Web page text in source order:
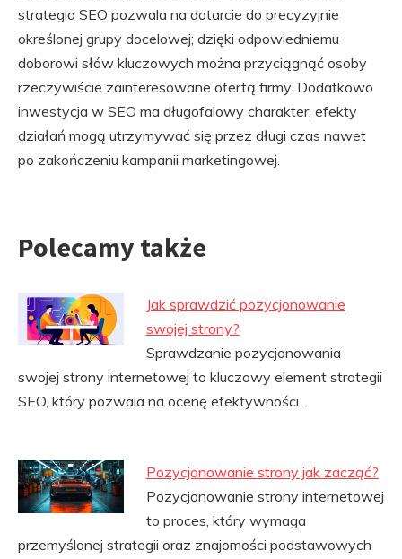
strategia SEO pozwala na dotarcie do precyzyjnie
określonej grupy docelowej; dzięki odpowiedniemu
doborowi słów kluczowych można przyciągnąć osoby
rzeczywiście zainteresowane ofertą firmy. Dodatkowo
inwestycja w SEO ma długofalowy charakter; efekty
działań mogą utrzymywać się przez długi czas nawet
po zakończeniu kampanii marketingowej.
Polecamy także
Jak sprawdzić pozycjonowanie
swojej strony?
Sprawdzanie pozycjonowania
swojej strony internetowej to kluczowy element strategii
SEO, który pozwala na ocenę efektywności…
Pozycjonowanie strony jak zacząć?
Pozycjonowanie strony internetowej
to proces, który wymaga
przemyślanej strategii oraz znajomości podstawowych